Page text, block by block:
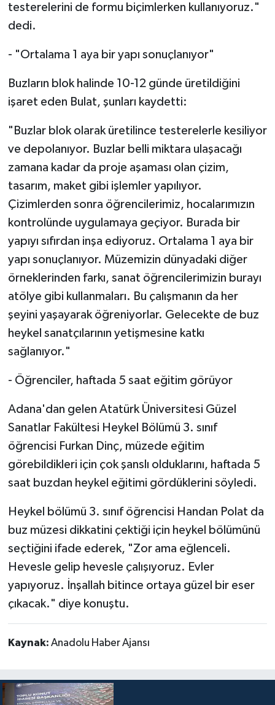
testerelerini de formu biçimlerken kullanıyoruz."
dedi.
- "Ortalama 1 aya bir yapı sonuçlanıyor"
Buzların blok halinde 10-12 günde üretildiğini
işaret eden Bulat, şunları kaydetti:
"Buzlar blok olarak üretilince testerelerle kesiliyor
ve depolanıyor. Buzlar belli miktara ulaşacağı
zamana kadar da proje aşaması olan çizim,
tasarım, maket gibi işlemler yapılıyor.
Çizimlerden sonra öğrencilerimiz, hocalarımızın
kontrolünde uygulamaya geçiyor. Burada bir
yapıyı sıfırdan inşa ediyoruz. Ortalama 1 aya bir
yapı sonuçlanıyor. Müzemizin dünyadaki diğer
örneklerinden farkı, sanat öğrencilerimizin burayı
atölye gibi kullanmaları. Bu çalışmanın da her
şeyini yaşayarak öğreniyorlar. Gelecekte de buz
heykel sanatçılarının yetişmesine katkı
sağlanıyor."
- Öğrenciler, haftada 5 saat eğitim görüyor
Adana'dan gelen Atatürk Üniversitesi Güzel
Sanatlar Fakültesi Heykel Bölümü 3. sınıf
öğrencisi Furkan Dinç, müzede eğitim
görebildikleri için çok şanslı olduklarını, haftada 5
saat buzdan heykel eğitimi gördüklerini söyledi.
Heykel bölümü 3. sınıf öğrencisi Handan Polat da
buz müzesi dikkatini çektiği için heykel bölümünü
seçtiğini ifade ederek, "Zor ama eğlenceli.
Hevesle gelip hevesle çalışıyoruz. Evler
yapıyoruz. İnşallah bitince ortaya güzel bir eser
çıkacak." diye konuştu.
Kaynak: Anadolu Haber Ajansı